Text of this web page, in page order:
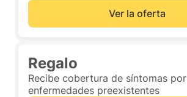
Ver la oferta
Regalo
Recibe cobertura de síntomas por
enfermedades preexistentes